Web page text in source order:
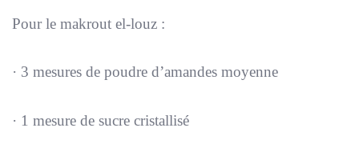
Pour le makrout el-louz :
· 3 mesures de poudre d’amandes moyenne
· 1 mesure de sucre cristallisé